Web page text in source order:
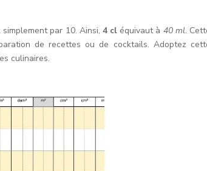
par 10. Ainsi, 4 cl équivaut à 40 ml.
de recettes ou de cocktails. Adoptez
culinaires.